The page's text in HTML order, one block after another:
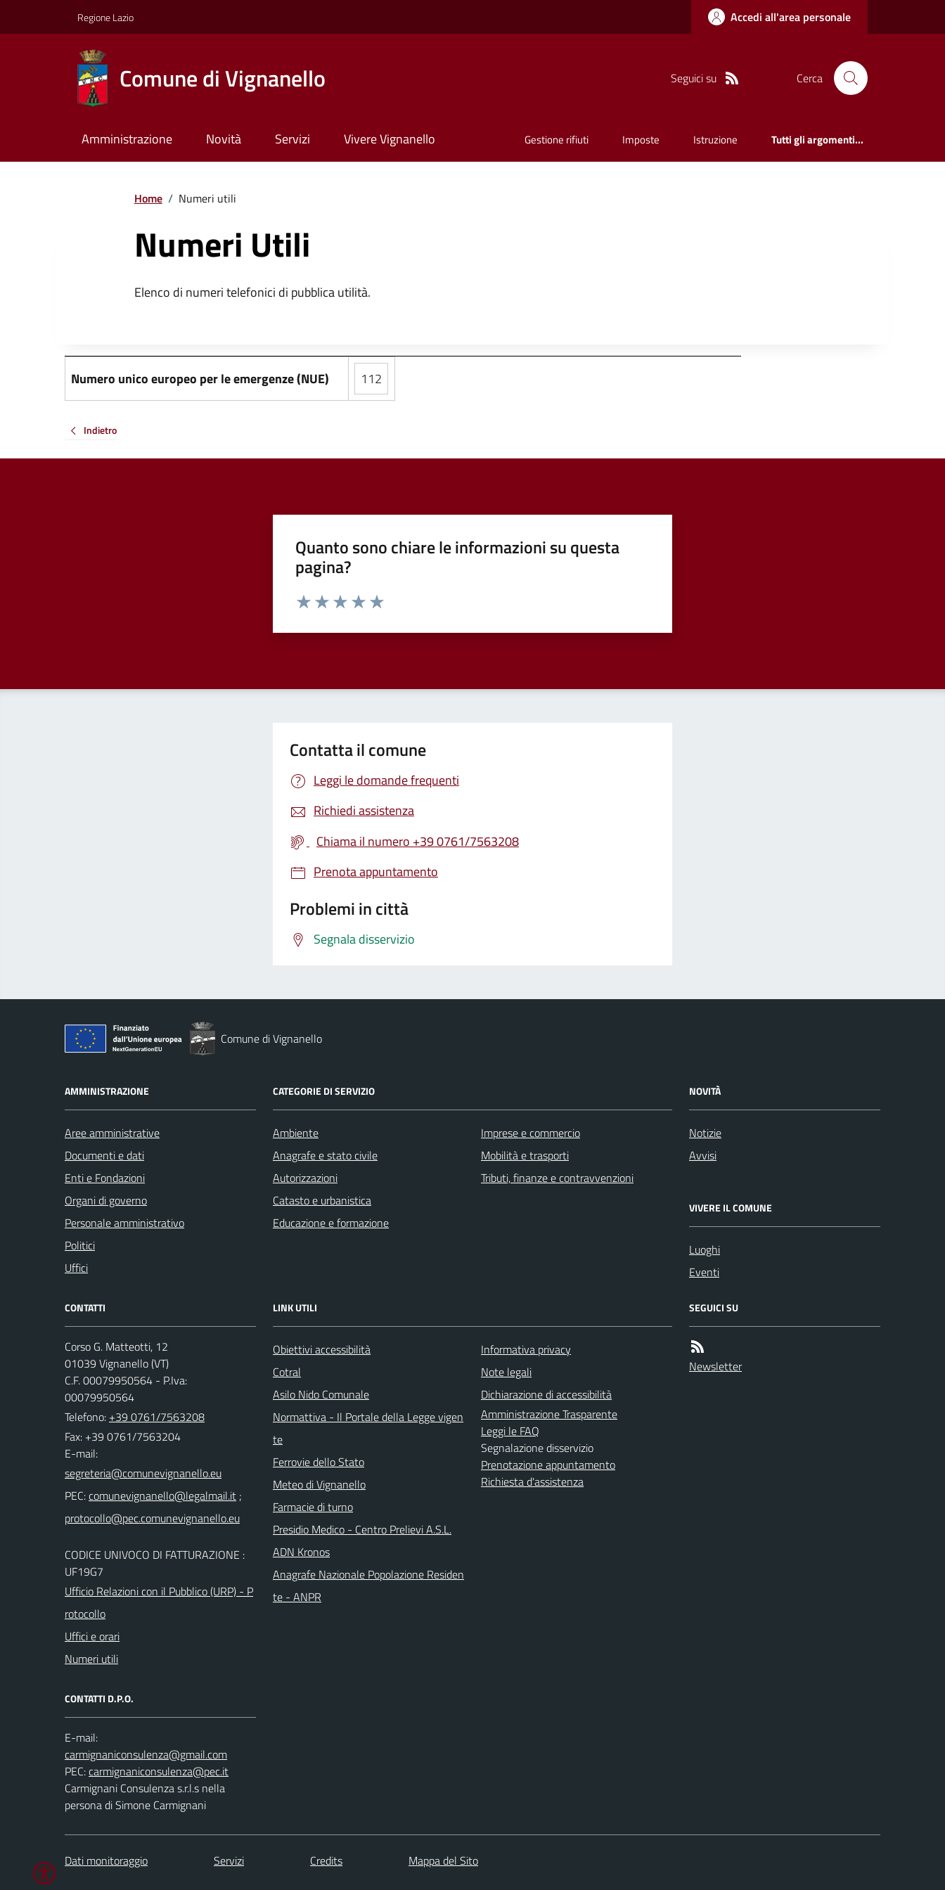
Regione Lazio Accedi all'area personale
Comune di Vignanello Seguici su Cerca
Amministrazione Novità Servizi Vivere Vignanello Gestione rifiuti Imposte Istruzione Tutti gli argomenti...
Home / Numeri utili
Numeri Utili
Elenco di numeri telefonici di pubblica utilità.
Numero unico europeo per le emergenze (NUE) 112
Indietro
Quanto sono chiare le informazioni su questa
pagina?
Valuta da 1 a 5 stelle la pagina
Contatta il comune
Leggi le domande frequenti
Richiedi assistenza
Chiama il numero +39 0761/7563208
Prenota appuntamento
Problemi in città
Segnala disservizio
Comune di Vignanello
AMMINISTRAZIONE
Aree amministrative
Documenti e dati
Enti e Fondazioni
Organi di governo
Personale amministrativo
Politici
Uffici
CATEGORIE DI SERVIZIO
Ambiente
Anagrafe e stato civile
Autorizzazioni
Catasto e urbanistica
Educazione e formazione
Imprese e commercio
Mobilità e trasporti
Tributi, finanze e contravvenzioni
NOVITÀ
Notizie
Avvisi
VIVERE IL COMUNE
Luoghi
Eventi
CONTATTI
Corso G. Matteotti, 12
01039 Vignanello (VT)
C.F. 00079950564 - P.Iva:
00079950564
Telefono: +39 0761/7563208
Fax: +39 0761/7563204
E-mail:
PEC: ;
CODICE UNIVOCO DI FATTURAZIONE :
UF19G7
Ufficio Relazioni con il Pubblico (URP) - P
rotocollo
Uffici e orari
Numeri utili
CONTATTI D.P.O.
E-mail:
PEC:
Carmignani Consulenza s.r.l.s nella
persona di Simone Carmignani
LINK UTILI
Obiettivi accessibilità
Cotral
Asilo Nido Comunale
Normattiva - Il Portale della Legge vigen
te
Ferrovie dello Stato
Meteo di Vignanello
Farmacie di turno
Presidio Medico - Centro Prelievi A.S.L.
ADN Kronos
Anagrafe Nazionale Popolazione Residen
te - ANPR
Informativa privacy
Note legali
Dichiarazione di accessibilità
Amministrazione Trasparente
Leggi le FAQ
Segnalazione disservizio
Prenotazione appuntamento
Richiesta d'assistenza
SEGUICI SU
Newsletter
Dati monitoraggio Servizi Credits Mappa del Sito